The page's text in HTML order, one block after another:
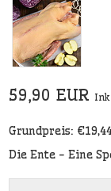
59,90 EUR
Grundpreis:
Die Ente - Eine